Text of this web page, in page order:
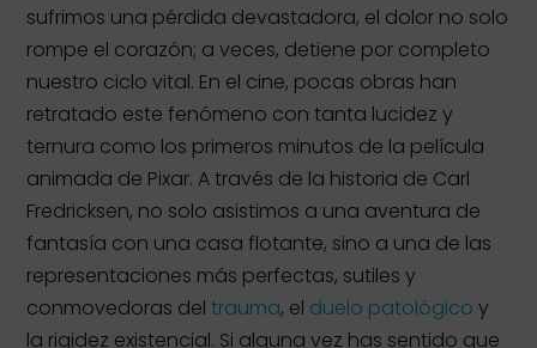
sufrimos una pérdida devastadora, el dolor no solo
rompe el corazón; a veces, detiene por completo
nuestro ciclo vital. En el cine, pocas obras han
retratado este fenómeno con tanta lucidez y
ternura como los primeros minutos de la película
animada de Pixar. A través de la historia de Carl
Fredricksen, no solo asistimos a una aventura de
fantasía con una casa flotante, sino a una de las
representaciones más perfectas, sutiles y
conmovedoras deltrauma, el duelo patológico y
la rigidez existencial. Si alguna vez has sentido que